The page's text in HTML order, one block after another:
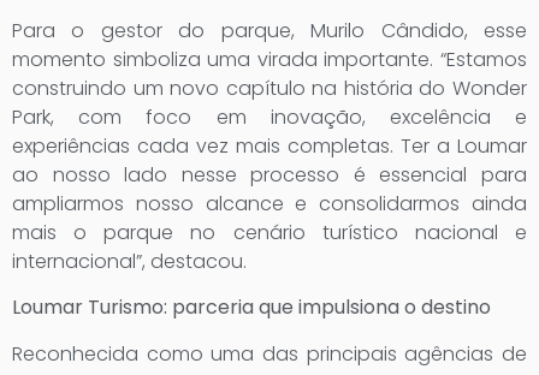
Para o gestor do parque, Murilo Cândido, esse
momento simboliza uma virada importante. “Estamos
construindo um novo capítulo na história do Wonder
Park, com foco em inovação, excelência e
experiências cada vez mais completas. Ter a Loumar
ao nosso lado nesse processo é essencial para
ampliarmos nosso alcance e consolidarmos ainda
mais o parque no cenário turístico nacional e
internacional”, destacou.
Loumar Turismo: parceria que impulsiona o destino
Reconhecida como uma das principais agências de